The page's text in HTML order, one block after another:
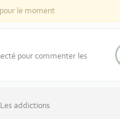
le moment
pour commenter les